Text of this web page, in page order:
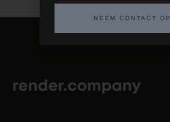
NEEM CONTACT OP